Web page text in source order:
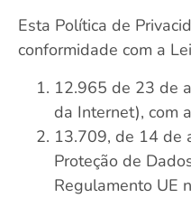
Esta Política de
conformidade com a
12.965 de 23 de
da Internet), com
13.709, de 14 de
Proteção de
Regulamento UE